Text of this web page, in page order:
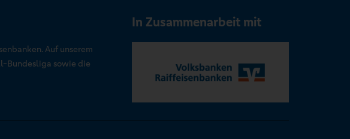
Auf unserem
Bundesliga sowie die
In Zusammenarbeit mit